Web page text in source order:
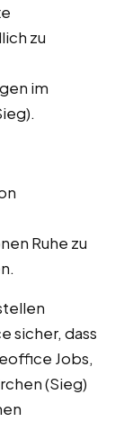
zu
im
Ruhe zu
sicher, dass
Jobs,
(Sieg)